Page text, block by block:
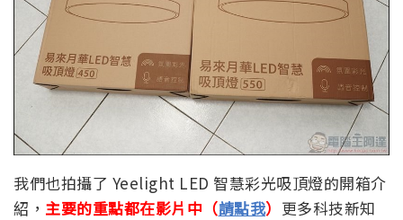
我們也拍攝了 Yeelight LED 智慧彩光吸頂燈的開箱介
紹， 主要的重點都在影片中（請點我） 更多科技新知